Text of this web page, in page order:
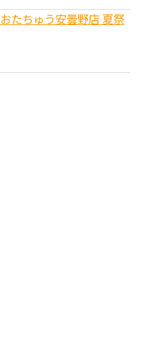
たちゅう安曇野店 夏祭